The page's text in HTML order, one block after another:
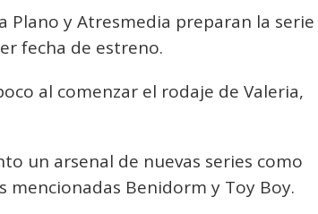
Plano y Atresmedia preparan la serie
fecha de estreno.
al comenzar el rodaje de Valeria,
un arsenal de nuevas series como
mencionadas Benidorm y Toy Boy.